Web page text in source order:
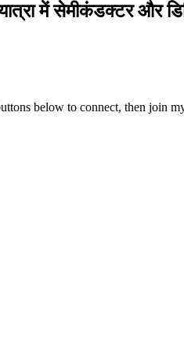
में सेमीकंडक्टर और
below to connect, then join